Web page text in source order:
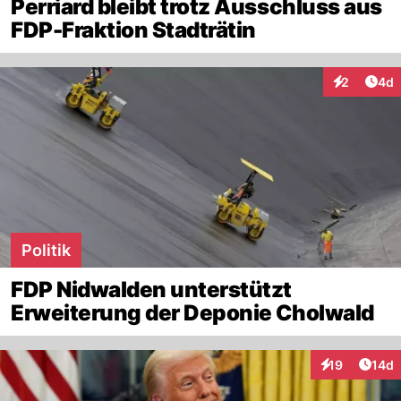
Perriard bleibt trotz Ausschluss aus
FDP-Fraktion Stadträtin
2 4d
Politik
FDP Nidwalden unterstützt
Erweiterung der Deponie Cholwald
19
Interaktionen
14d